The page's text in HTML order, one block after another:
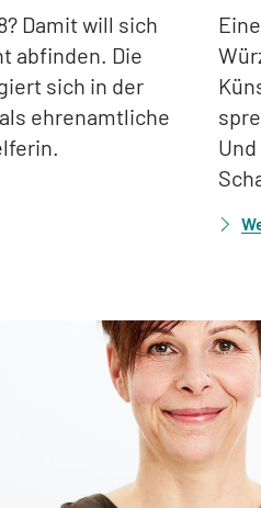
Damit will sich
abfinden. Die
sich in der
ehrenamtliche